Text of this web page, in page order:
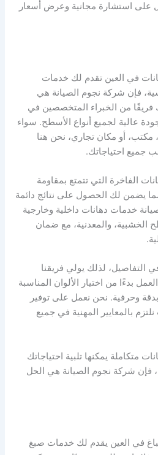
على استشارة مجانية وعرض أسعار
في العين تقدم لك خدمات
فإن شركة نجوم الصيانة هي
فريقًا من الخبراء المتخصصين في
عالية لجميع أنواع الأسطح. سواء
مكتب، أو مكان تجاري، نحن هنا
جميع احتياجاتك.
الفاخرة التي تتمتع بمقاومة
يضمن لك الحصول على نتائج دائمة
خدمات دهانات داخلية وخارجية
والمعدنية، مع ضمان
التفاصيل، لذلك يولي فريقنا
بدءًا من اختيار الألوان المناسبة
وحرفية. نحن نعمل على توفير
بالمعايير المهنية في جميع
متكاملة يمكنها تلبية احتياجاتك
فإن شركة نجوم الصيانة هي الحل
في العين يقدم لك خدمات صبغ